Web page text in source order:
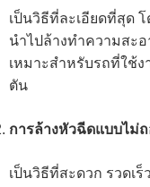
เป็นวิธีที่ละเอียดที่สุด
นำไปล้างทำความสะ
เหมาะสำหรับรถที่ใช้
ตัน
การล้างหัวฉีดแบบไม่
เป็นวิธีที่สะดวก รวดเ